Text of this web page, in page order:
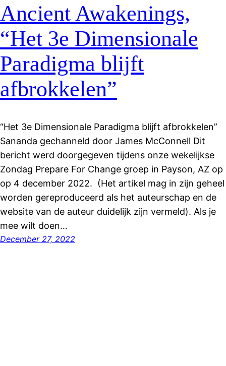
Ancient Awakenings,
“Het 3e Dimensionale
Paradigma blijft
afbrokkelen”
“Het 3e Dimensionale Paradigma blijft afbrokkelen”
Sananda gechanneld door James McConnell Dit
bericht werd doorgegeven tijdens onze wekelijkse
Zondag Prepare For Change groep in Payson, AZ op
op 4 december 2022. (Het artikel mag in zijn geheel
worden gereproduceerd als het auteurschap en de
website van de auteur duidelijk zijn vermeld). Als je
mee wilt doen…
December 27, 2022